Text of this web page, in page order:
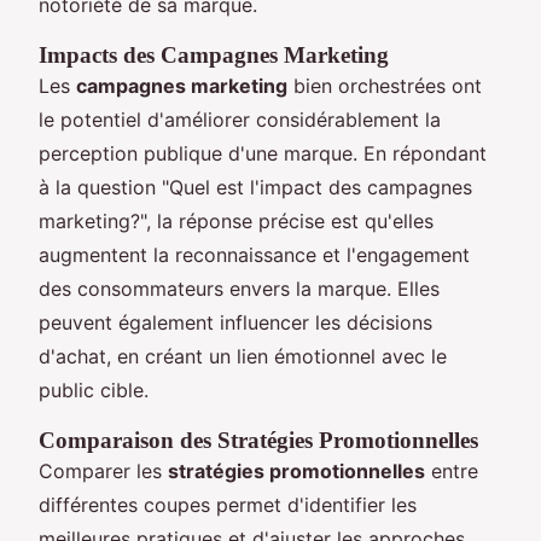
Impacts des Campagnes Marketing
Les campagnes marketing bien orchestrées ont
le potentiel d'améliorer considérablement la
perception publique d'une marque. En répondant
à la question "Quel est l'impact des campagnes
marketing?", la réponse précise est qu'elles
augmentent la reconnaissance et l'engagement
des consommateurs envers la marque. Elles
peuvent également influencer les décisions
d'achat, en créant un lien émotionnel avec le
public cible.
Comparaison des Stratégies Promotionnelles
Comparer les stratégies promotionnelles entre
différentes coupes permet d'identifier les